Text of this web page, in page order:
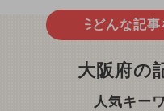
どんな記事
大阪府の
人気キー